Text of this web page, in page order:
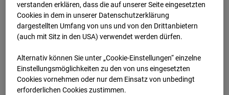
BC-162 - Strabag - BV-
H3ö
Buchholzerstraße 102, 30655 Hannover
Zur Übersicht
ver­standen erklären, dass die auf unserer Seite eingesetzten
Cookies in dem in unserer Datenschutzerklärung
dargestellten Umfang von uns und von den Drittanbietern
(auch mit Sitz in den USA) verwendet werden dürfen.
Alternativ können Sie unter „Cookie-Einstellungen“ einzelne
Einstellungsmöglichkeiten zu den von uns eingesetzten
Cookies vornehmen oder nur dem Einsatz von unbedingt
erforderlichen Cookies zustimmen.